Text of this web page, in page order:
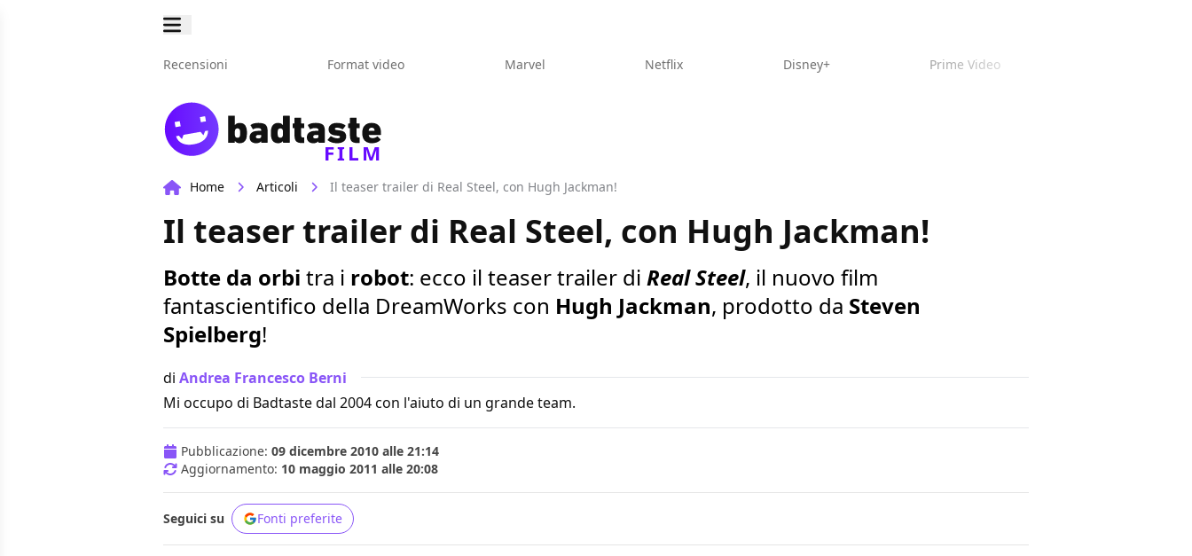
Recensioni Format video Marvel Netflix Disney+ Prime Video
FILM
Home Articoli Il teaser trailer di Real Steel, con Hugh Jackman!
Il teaser trailer di Real Steel, con Hugh Jackman!
Botte da orbi tra i robot: ecco il teaser trailer di Real Steel, il nuovo film
fantascientifico della DreamWorks con Hugh Jackman, prodotto da Steven
Spielberg!
di Andrea Francesco Berni
Mi occupo di Badtaste dal 2004 con l'aiuto di un grande team.
Pubblicazione: 09 dicembre 2010 alle 21:14
Aggiornamento: 10 maggio 2011 alle 20:08
Seguici su Fonti preferite